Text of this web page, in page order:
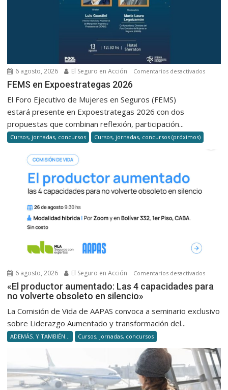
6 agosto, 2026 El Seguro en Acción Comentarios desactivadosen
FEMS en Expoestrategas 2026
El Foro Ejecutivo de Mujeres en Seguros (FEMS)
estará presente en Expoestrategas 2026 con dos
propuestas que combinan reflexión, participación...
Cursos, jornadas, concursos Cursos, jornadas, concursos (próximos)
6 agosto, 2026 El Seguro en Acción Comentarios desactivadosen
«El
para
no
volverte
«El productor aumentado: Las 4 capacidades para
no volverte obsoleto en silencio»
La Comisión de Vida de AAPAS convoca a seminario exclusivo
sobre Liderazgo Aumentado y transformación del...
ADEMÁS. Y TAMBIÉN... Cursos, jornadas, concursos